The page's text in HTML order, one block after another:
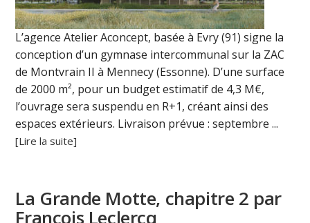
L’agence Atelier Aconcept, basée à Evry (91) signe la
conception d’un gymnase intercommunal sur la ZAC
de Montvrain II à Mennecy (Essonne). D’une surface
de 2000 m², pour un budget estimatif de 4,3 M€,
l’ouvrage sera suspendu en R+1, créant ainsi des
espaces extérieurs. Livraison prévue : septembre ...
[Lire la suite]
La Grande Motte, chapitre 2 par
François Leclercq